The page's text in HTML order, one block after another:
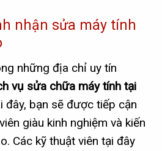
nhận sửa máy tính
những địa chỉ uy tín
vụ sửa chữa máy tính tại
đây, bạn sẽ được tiếp cận
giàu kinh nghiệm và kiến
Các kỹ thuật viên tại đây